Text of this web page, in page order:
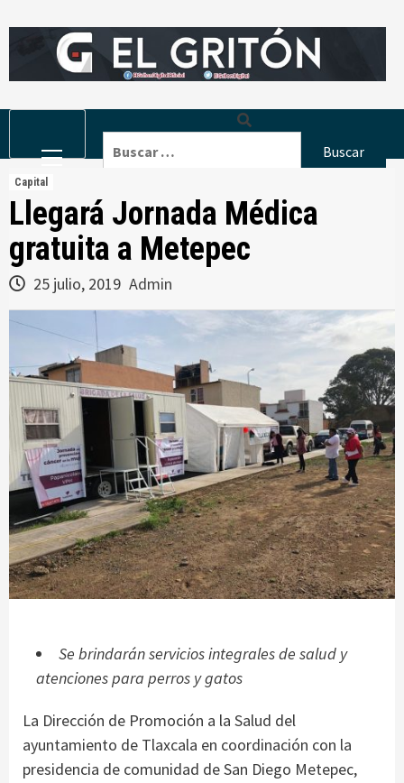
to
Menu
Capital
Llegará Jornada Médica
gratuita a Metepec
25 julio, 2019 Admin
Se brindarán servicios integrales de salud y
atenciones para perros y gatos
La Dirección de Promoción a la Salud del
ayuntamiento de Tlaxcala en coordinación con la
presidencia de comunidad de San Diego Metepec,